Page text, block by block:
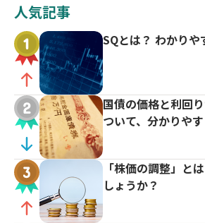
人気記事
SQとは？ わかりや
国債の価格と利回
ついて、分かりや
「株価の調整」と
しょうか？